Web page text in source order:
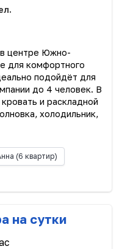
в центре Южно-
для комфортного
подойдёт для
до 4 человек. В
и раскладной
холодильник,
(6 квартир)
на сутки